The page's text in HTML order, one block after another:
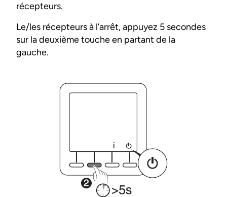
récepteurs.
Le/les récepteurs à l’arrêt, appuyez 5 secondes
sur la deuxième touche en partant de la
gauche.